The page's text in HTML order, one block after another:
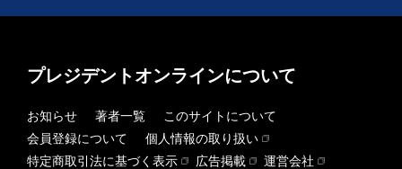
プレジデントオンラインについて
お知らせ 著者一覧
このサイトについて
会員登録について
個人情報の取り扱い
特定商取引法に基づく表示
広告掲載
運営会社